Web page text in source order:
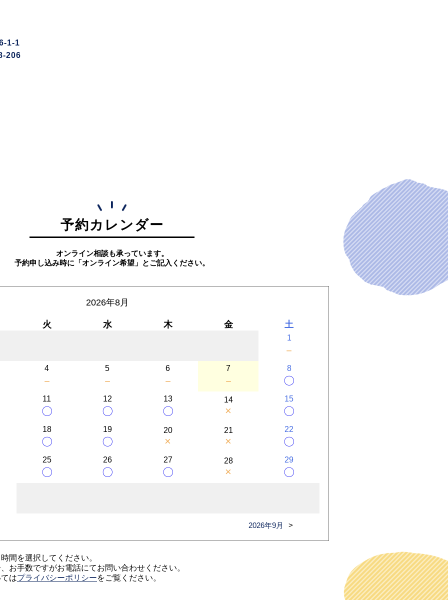
1-1
206
予約カレンダー
オンライン相談も承っています。
予約申し込み時に「オンライン希望」とご記入ください。
2026年8月
火 水 木 金 土
1
－
4
－
5
－
6
－
7
－
8
〇
11
〇
12
〇
13
〇
14
×
15
〇
18
〇
19
〇
20
×
21
×
22
〇
25
〇
26
〇
27
〇
28
×
29
〇
2026年9月
間を選択してください。
お手数ですがお電話にてお問い合わせください。
はプライバシーポリシーをご覧ください。